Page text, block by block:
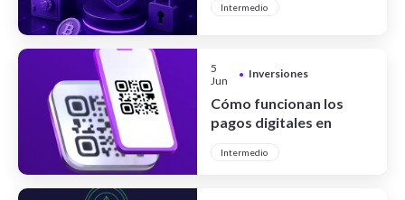
III Full System
Intermedio
5
Jun
• Inversiones
Cómo funcionan los
pagos digitales en
Intermedio